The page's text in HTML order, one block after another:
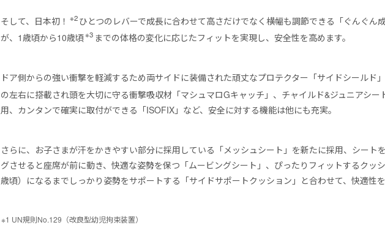
そして、日本初！ ※2ひとつのレバーで成長に合わせて高さだけでなく横幅も調節できる「ぐんぐん成
が、1歳頃から10歳頃※3 までの体格の変化に応じたフィットを実現し、安全性を高めます。
ドア側からの強い衝撃を軽減するため両サイドに装備された頑丈なプロテクター「サイドシールド
の左右に搭載され頭を大切に守る衝撃吸収材「マシュマロGキャッチ」、チャイルド&ジュニアシー
用、カンタンで確実に取付ができる「ISOFIX」など、安全に対する機能は他にも充実。
さらに、お子さまが汗をかきやすい部分に採用している「メッシュシート」を新たに採用、シート
グさせると座席が前に動き、快適な姿勢を保つ「ムービングシート」、ぴったりフィットするクッ
歳頃）になるまでしっかり姿勢をサポートする「サイドサポートクッション」と合わせて、快適性を
※1 UN規則No.129（改良型幼児拘束装置）